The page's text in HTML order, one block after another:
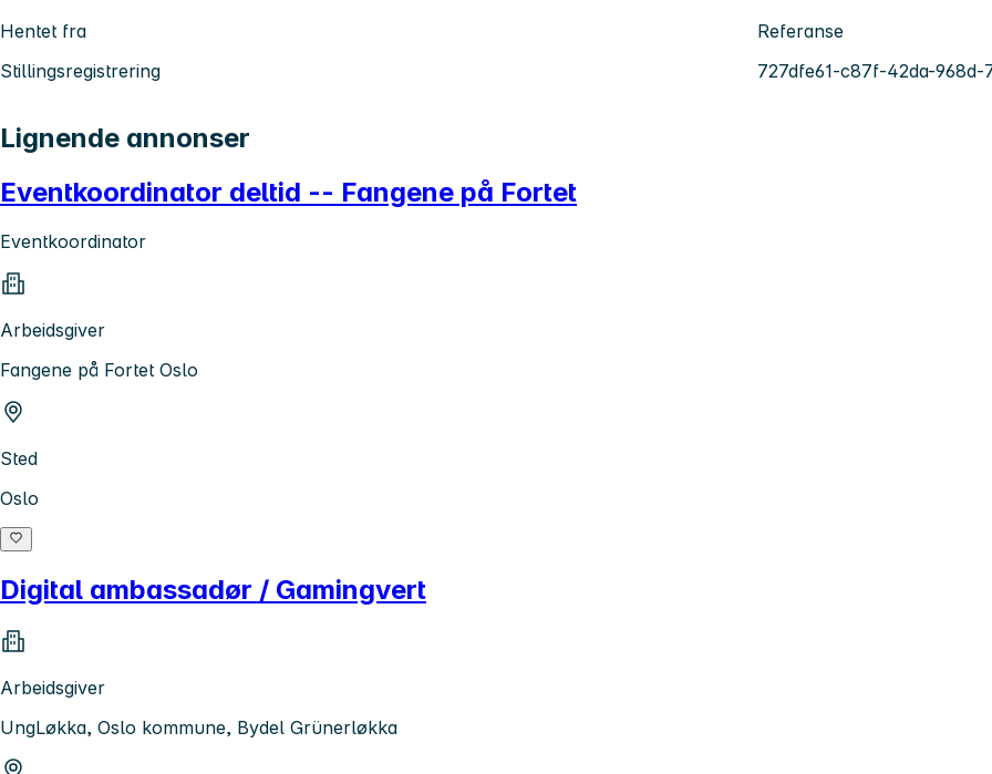
Hentet fra
Stillingsregistrering
Referanse
727dfe61-c87f-42da-968d-
Lignende annonser
Eventkoordinator deltid -- Fangene på Fortet
Eventkoordinator
Arbeidsgiver
Fangene på Fortet Oslo
Sted
Oslo
Digital ambassadør / Gamingvert
Arbeidsgiver
UngLøkka, Oslo kommune, Bydel Grünerløkka